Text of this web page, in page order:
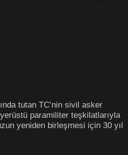
tutan TC’nin sivil asker
paramiliter teşkilatlarıyla
yeniden birleşmesi için 30 yıl